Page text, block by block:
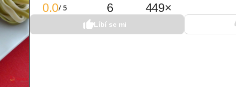
0.0/ 5 6 449×
Líbí se mi